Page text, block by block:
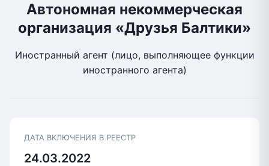
Автономная некоммерческая
организация «Друзья Балтики»
Иностранный агент (лицо, выполняющее функции
иностранного агента)
ДАТА ВКЛЮЧЕНИЯ В РЕЕСТР
24.03.2022